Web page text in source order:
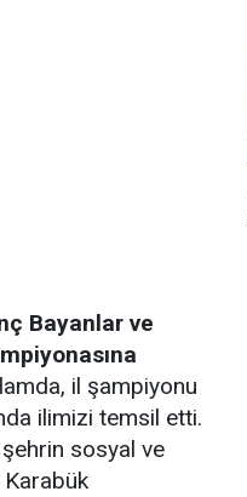
Bayanlar ve
il şampiyonu
ilimizi temsil etti.
şehrin sosyal ve